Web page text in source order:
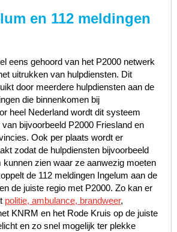
en 112 meldingen
eens gehoord van het P2000 netwerk
uitrukken van hulpdiensten. Dit
door meerdere hulpdiensten aan de
die binnenkomen bij
heel Nederland wordt dit systeem
bijvoorbeeld P2000 Friesland en
Ook per plaats wordt er
zodat de hulpdiensten bijvoorbeeld
kunnen zien waar ze aanwezig moeten
de 112 meldingen Ingelum aan de
de juiste regio met P2000. Zo kan er
politie, ambulance, brandweer,
KNRM en het Rode Kruis op de juiste
en zo snel mogelijk ter plekke